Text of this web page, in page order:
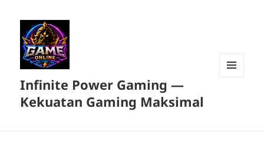
Infinite Power Gaming —
Kekuatan Gaming Maksimal